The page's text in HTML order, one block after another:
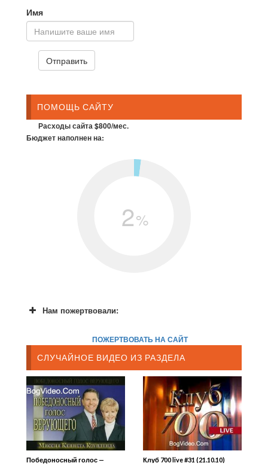
Имя
ПОМОЩЬ САЙТУ
Расходы сайта $800/мес.
Бюджет наполнен на:
2%
Нам пожертвовали:
ПОЖЕРТВОВАТЬ НА САЙТ
СЛУЧАЙНОЕ ВИДЕО ИЗ РАЗДЕЛА
Победоносный голос —
Клуб 700 live #31 (21.10.10)